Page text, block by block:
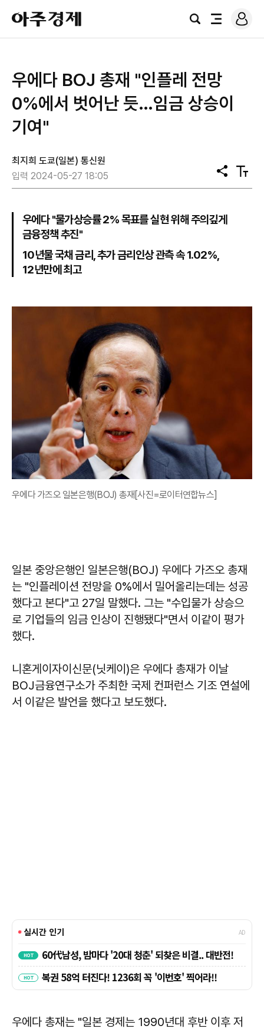
아
주
경
검
전
로
그
우에다 BOJ 총재 "인플레 전망
0%에서 벗어난 듯…임금 상승이
기여"
최지희 도쿄(일본) 통신원
입력 2024-05-27 18:05
공
유
텍
스
우에다 "물가상승률 2% 목표를 실현 위해 주의깊게
금융정책 추진"
10년물 국채 금리, 추가 금리인상 관측 속 1.02%,
12년만에 최고
우에다 가즈오 일본은행(BOJ) 총재[사진=로이터연합뉴스]
일본 중앙은행인 일본은행(BOJ) 우에다 가즈오 총재
는 "인플레이션 전망을 0%에서 밀어올리는데는 성공
했다고 본다"고 27일 말했다. 그는 "수입물가 상승으
로 기업들의 임금 인상이 진행됐다"면서 이같이 평가
했다.
니혼게이자이신문(닛케이)은 우에다 총재가 이날
BOJ금융연구소가 주최한 국제 컨퍼런스 기조 연설에
서 이같은 발언을 했다고 보도했다.
우에다 총재는 "일본 경제는 1990년대 후반 이후 저